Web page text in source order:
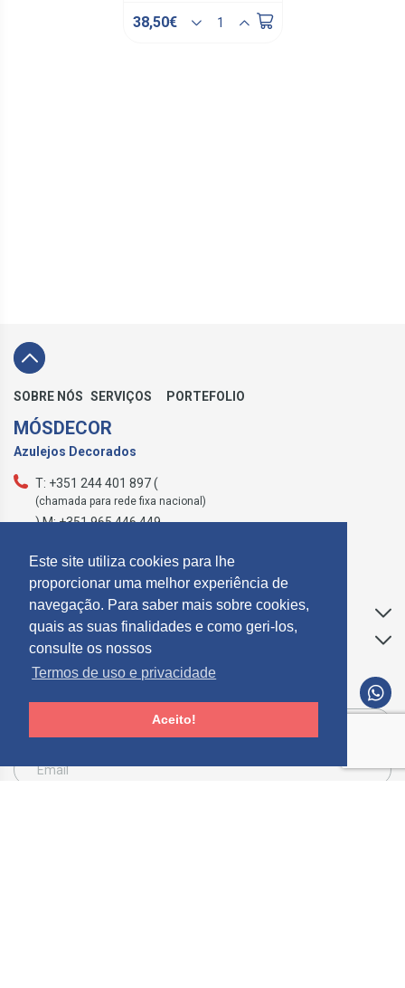
Este site utiliza cookies para lhe
proporcionar uma melhor experiência de
navegação. Para saber mais sobre cookies,
quais as suas finalidades e como geri-los,
consulte os nossos
Termos de uso e privacidade
Aceito!
38,50€
SOBRE NÓS SERVIÇOS PORTEFOLIO
MÓSDECOR
Azulejos Decorados
T: +351 244 401 897 (
(chamada para rede fixa nacional)
) M: +351 965 446 449
Apoio ao Cliente
Informações
SUBCREVER NEWSLETTER